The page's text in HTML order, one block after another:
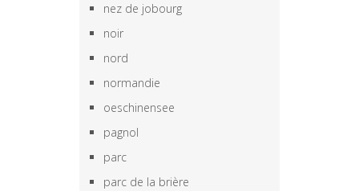
nez de jobourg
noir
nord
normandie
oeschinensee
pagnol
parc
parc de la brière